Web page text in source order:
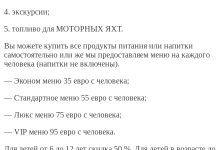
4. экскурсии;
5. топливо для МОТОРНЫХ ЯХТ.
Вы можете купить все продукты питания или напитки
самостоятельно или же мы предоставляем меню на каждого
человека (напитки не включены).
— Эконом меню 35 евро с человека;
— Стандартное меню 55 евро с человека;
— Люкс меню 75 евро с человека;
— VIP меню 95 евро с человека.